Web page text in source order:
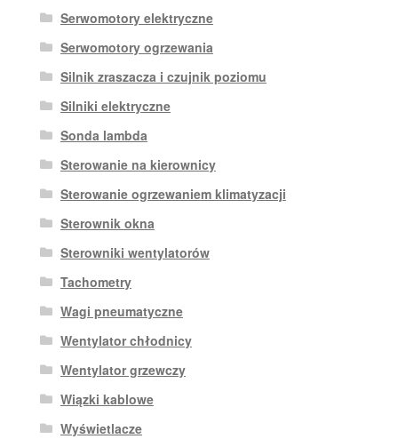
Serwomotory elektryczne
Serwomotory ogrzewania
Silnik zraszacza i czujnik poziomu
Silniki elektryczne
Sonda lambda
Sterowanie na kierownicy
Sterowanie ogrzewaniem klimatyzacji
Sterownik okna
Sterowniki wentylatorów
Tachometry
Wagi pneumatyczne
Wentylator chłodnicy
Wentylator grzewczy
Wiązki kablowe
Wyświetlacze